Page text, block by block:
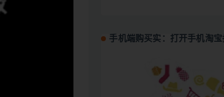
手机端购买实：打开手机淘